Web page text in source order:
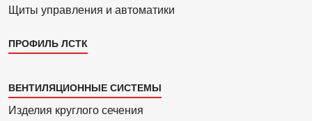
Щиты управления и автоматики
ПРОФИЛЬ ЛСТК
Каталог
4
ВЕНТИЛЯЦИОННЫЕ СИСТЕМЫ
Изделия круглого сечения